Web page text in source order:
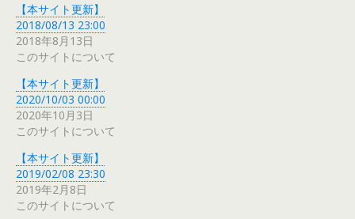
【本サイト更新】
2018/08/13 23:00
2018年8月13日
このサイトについて
【本サイト更新】
2020/10/03 00:00
2020年10月3日
このサイトについて
【本サイト更新】
2019/02/08 23:30
2019年2月8日
このサイトについて